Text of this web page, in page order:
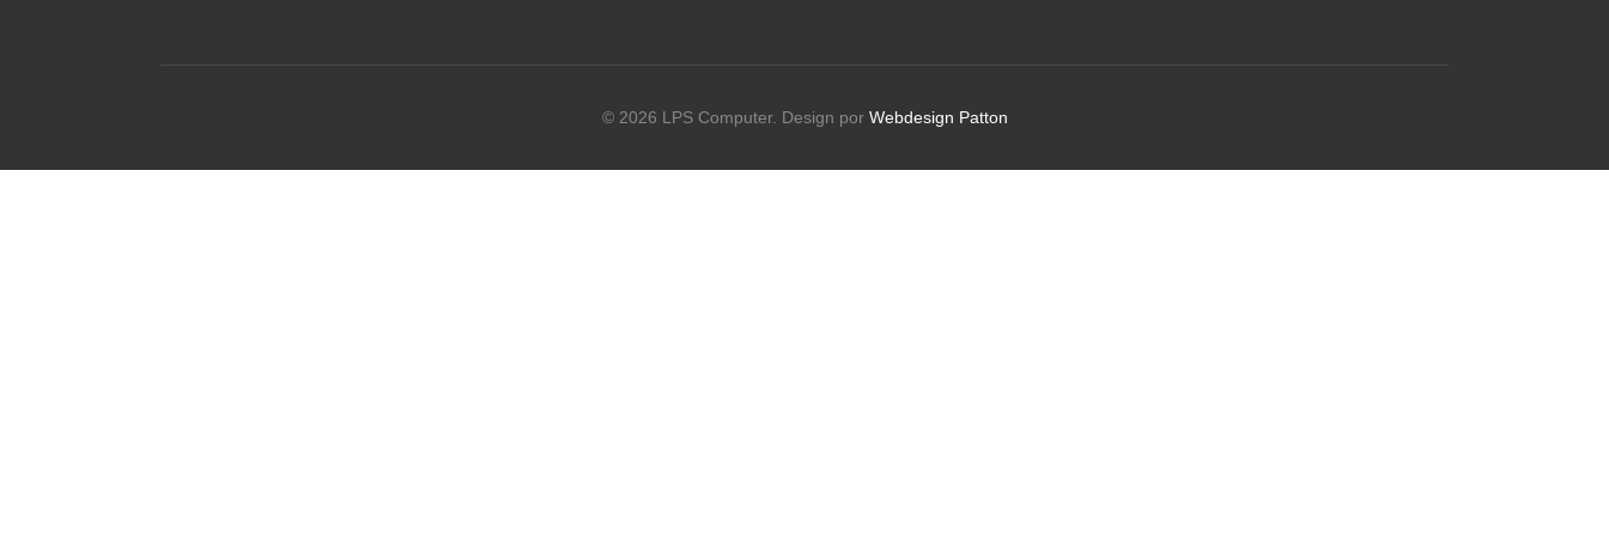
© 2026 LPS Computer. Design por Webdesign Patton